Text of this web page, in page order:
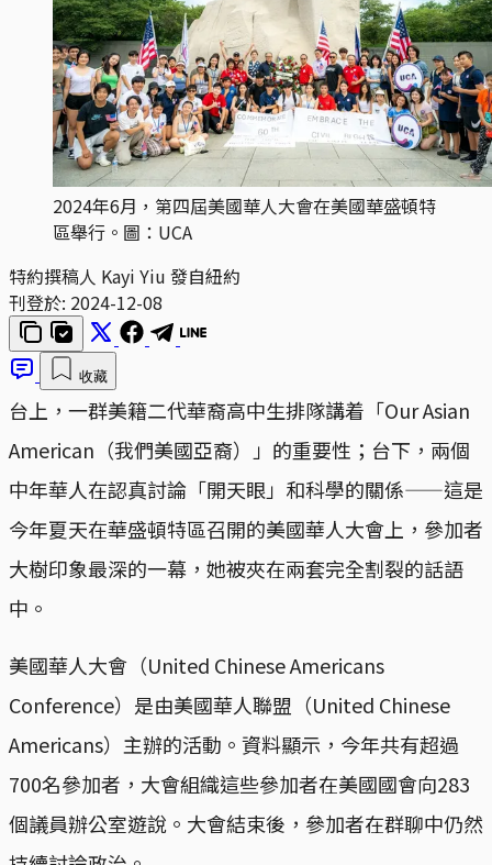
2024年6月，第四屆美國華人大會在美國華盛頓特
區舉行。圖：UCA
特約撰稿人 Kayi Yiu 發自紐約
刊登於: 2024-12-08
收藏
台上，一群美籍二代華裔高中生排隊講着「Our Asian
American（我們美國亞裔）」的重要性；台下，兩個
中年華人在認真討論「開天眼」和科學的關係——這是
今年夏天在華盛頓特區召開的美國華人大會上，參加者
大樹印象最深的一幕，她被夾在兩套完全割裂的話語
中。
美國華人大會（United Chinese Americans
Conference）是由美國華人聯盟（United Chinese
Americans）主辦的活動。資料顯示，今年共有超過
700名參加者，大會組織這些參加者在美國國會向283
個議員辦公室遊說。大會結束後，參加者在群聊中仍然